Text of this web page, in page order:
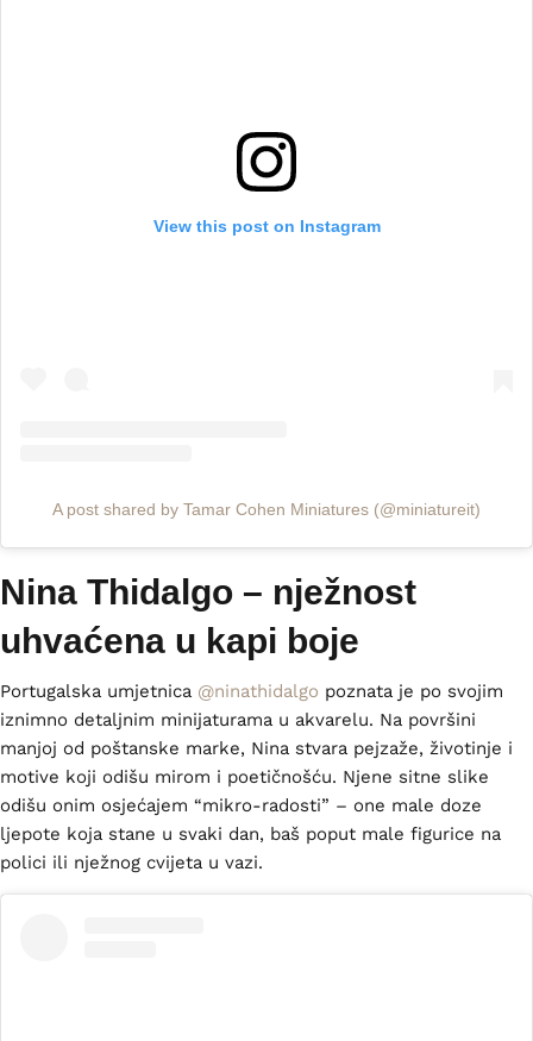
View this post on Instagram
A post shared by Tamar Cohen Miniatures (@miniatureit)
Nina Thidalgo – nježnost
uhvaćena u kapi boje
Portugalska umjetnica @ninathidalgo poznata je po svojim
iznimno detaljnim minijaturama u akvarelu. Na površini
manjoj od poštanske marke, Nina stvara pejzaže, životinje i
motive koji odišu mirom i poetičnošću. Njene sitne slike
odišu onim osjećajem “mikro-radosti” – one male doze
ljepote koja stane u svaki dan, baš poput male figurice na
polici ili nježnog cvijeta u vazi.